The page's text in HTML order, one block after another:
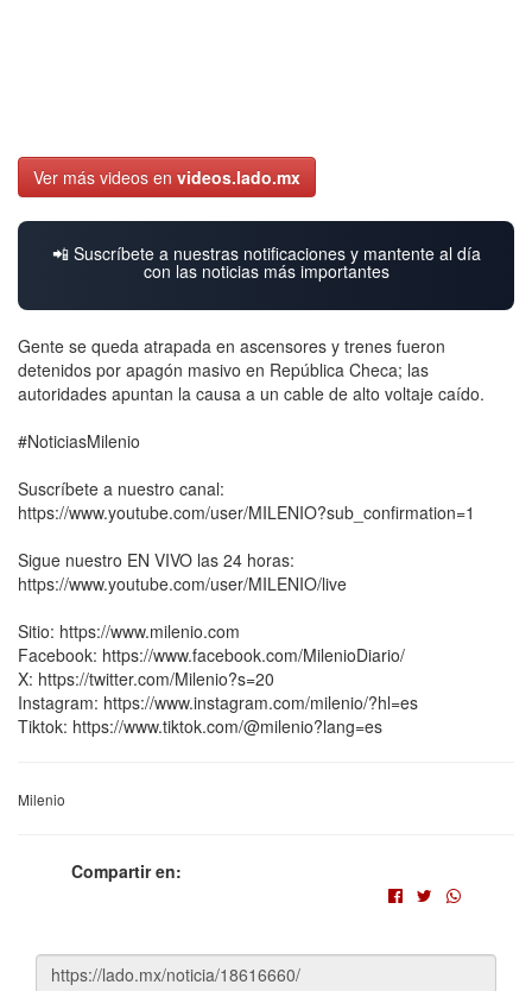
Ver más videos en videos.lado.mx
📲 Suscríbete a nuestras notificaciones y mantente al día
con las noticias más importantes
Gente se queda atrapada en ascensores y trenes fueron
detenidos por apagón masivo en República Checa; las
autoridades apuntan la causa a un cable de alto voltaje caído.
#NoticiasMilenio
Suscríbete a nuestro canal:
https://www.youtube.com/user/MILENIO?sub_confirmation=1
Sigue nuestro EN VIVO las 24 horas:
https://www.youtube.com/user/MILENIO/live
Sitio: https://www.milenio.com
Facebook: https://www.facebook.com/MilenioDiario/
X: https://twitter.com/Milenio?s=20
Instagram: https://www.instagram.com/milenio/?hl=es
Tiktok: https://www.tiktok.com/@milenio?lang=es
Milenio
Compartir en: